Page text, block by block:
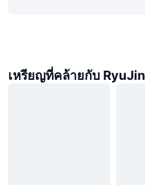
เหรียญที่คล้ายกับ RyuJin